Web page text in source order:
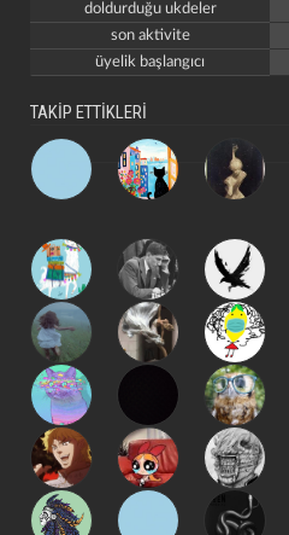
doldurduğu ukdeler
son aktivite
üyelik başlangıcı
TAKİP ETTİKLERİ